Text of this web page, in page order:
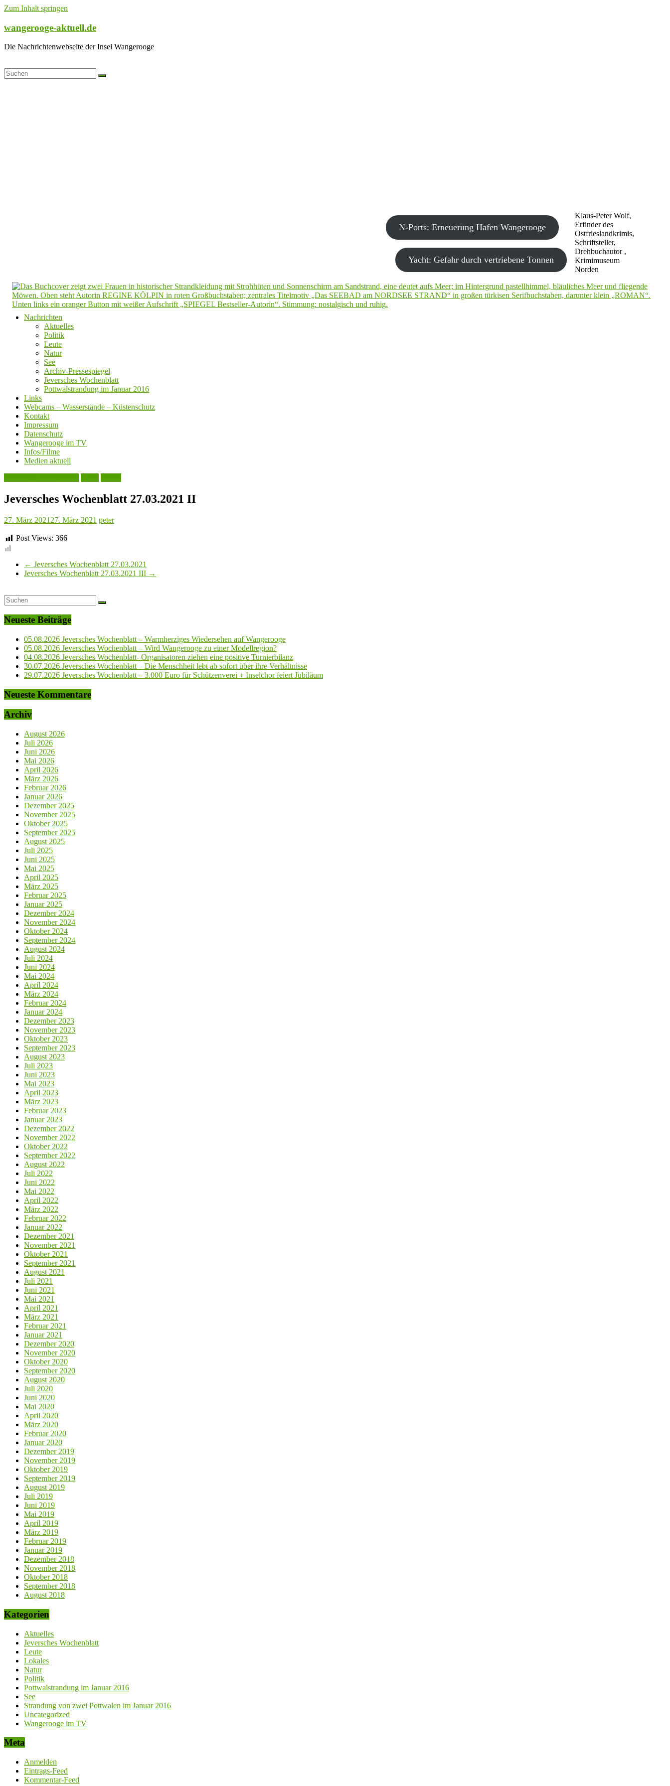
Zum Inhalt springen
wangerooge-aktuell.de
Die Nachrichtenwebseite der Insel Wangerooge
Klaus-Peter Wolf,
Erfinder des
Ostfrieslandkrimis,
Schriftsteller,
Drehbuchautor ,
Krimimuseum
Norden
N-Ports: Erneuerung Hafen Wangerooge
Yacht: Gefahr durch vertriebene Tonnen
Nachrichten
Aktuelles
Politik
Leute
Natur
See
Archiv-Pressespiegel
Jeversches Wochenblatt
Pottwalstrandung im Januar 2016
Links
Webcams – Wasserstände – Küstenschutz
Kontakt
Impressum
Datenschutz
Wangerooge im TV
Infos/Filme
Medien aktuell
Jeversches Wochenblatt 27.03.2021 II
27. März 2021 27. März 2021 peter
Post Views: 366
← Jeversches Wochenblatt 27.03.2021
Jeversches Wochenblatt 27.03.2021 III →
Neueste Beiträge
05.08.2026 Jeversches Wochenblatt – Warmherziges Wiedersehen auf Wangerooge
05.08.2026 Jeversches Wochenblatt – Wird Wangerooge zu einer Modellregion?
04.08.2026 Jeversches Wochenblatt- Organisatoren ziehen eine positive Turnierbilanz
30.07.2026 Jeversches Wochenblatt – Die Menschheit lebt ab sofort über ihre Verhältnisse
29.07.2026 Jeversches Wochenblatt – 3.000 Euro für Schützenverei + Inselchor feiert Jubiläum
Neueste Kommentare
Archiv
August 2026
Juli 2026
Juni 2026
Mai 2026
April 2026
März 2026
Februar 2026
Januar 2026
Dezember 2025
November 2025
Oktober 2025
September 2025
August 2025
Juli 2025
Juni 2025
Mai 2025
April 2025
März 2025
Februar 2025
Januar 2025
Dezember 2024
November 2024
Oktober 2024
September 2024
August 2024
Juli 2024
Juni 2024
Mai 2024
April 2024
März 2024
Februar 2024
Januar 2024
Dezember 2023
November 2023
Oktober 2023
September 2023
August 2023
Juli 2023
Juni 2023
Mai 2023
April 2023
März 2023
Februar 2023
Januar 2023
Dezember 2022
November 2022
Oktober 2022
September 2022
August 2022
Juli 2022
Juni 2022
Mai 2022
April 2022
März 2022
Februar 2022
Januar 2022
Dezember 2021
November 2021
Oktober 2021
September 2021
August 2021
Juli 2021
Juni 2021
Mai 2021
April 2021
März 2021
Februar 2021
Januar 2021
Dezember 2020
November 2020
Oktober 2020
September 2020
August 2020
Juli 2020
Juni 2020
Mai 2020
April 2020
März 2020
Februar 2020
Januar 2020
Dezember 2019
November 2019
Oktober 2019
September 2019
August 2019
Juli 2019
Juni 2019
Mai 2019
April 2019
März 2019
Februar 2019
Januar 2019
Dezember 2018
November 2018
Oktober 2018
September 2018
August 2018
Kategorien
Aktuelles
Jeversches Wochenblatt
Leute
Lokales
Natur
Politik
Pottwalstrandung im Januar 2016
See
Strandung von zwei Pottwalen im Januar 2016
Uncategorized
Wangerooge im TV
Meta
Anmelden
Eintrags-Feed
Kommentar-Feed